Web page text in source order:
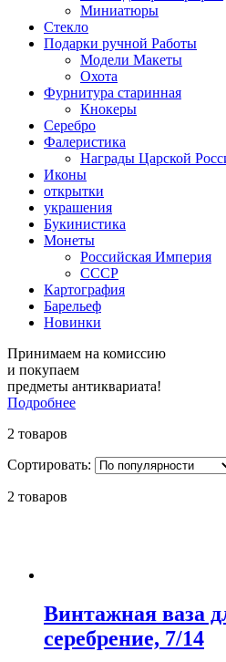
Миниатюры
Стекло
Подарки ручной Работы
Модели Макеты
Охота
Фурнитура старинная
Кнокеры
Серебро
Фалеристика
Награды Царской
Иконы
открытки
украшения
Букинистика
Монеты
Российская Империя
СССР
Картография
Барельеф
Новинки
Принимаем на комиссию
и покупаем
предметы антиквариата!
Подробнее
2 товаров
Сортировать:
2 товаров
Винтажная ваза
серебрение, 7/14